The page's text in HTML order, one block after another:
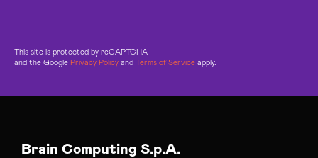
This site is protected by reCAPTCHA
and the Google Privacy Policy and Terms of Service apply.
Brain Computing S.p.A.